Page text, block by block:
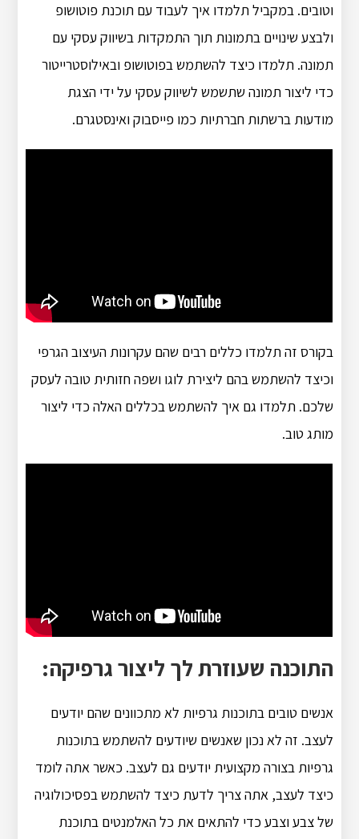
וטובים. במקביל תלמדו איך לעבוד עם תוכנת פוטושופ
ולבצע שינויים בתמונות תוך התמקדות בשיווק עסקי עם
תמונה. תלמדו כיצד להשתמש בפוטושופ ובאילוסטרייטור
כדי ליצור תמונה שתשמש לשיווק עסקי על ידי הצגת
מודעות ברשתות חברתיות כמו פייסבוק ואינסטגרם.
בקורס זה תלמדו כללים רבים שהם עקרונות העיצוב הגרפי
וכיצד להשתמש בהם ליצירת לוגו ושפה חזותית טובה לעסק
שלכם. תלמדו גם איך להשתמש בכללים האלה כדי ליצור
מותג טוב.
התוכנה שעוזרת לך ליצור גרפיקה:
אנשים טובים בתוכנות גרפיות לא מתכוונים שהם יודעים
לעצב. זה לא נכון שאנשים שיודעים להשתמש בתוכנות
גרפיות בצורה מקצועית יודעים גם לעצב. כאשר אתה לומד
כיצד לעצב, אתה צריך לדעת כיצד להשתמש בפסיכולוגיה
של צבע וצבע כדי להתאים את כל האלמנטים בתוכנת